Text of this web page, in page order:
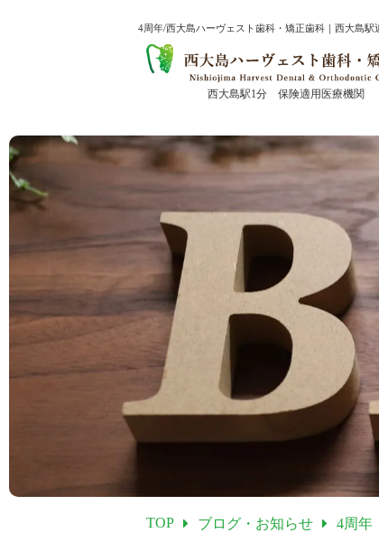
4周年/西大島ハーヴェスト歯科・矯正歯科｜西大島駅
西大島駅1分 保険適用医療機関
TOP ブログ・お知らせ 4周年